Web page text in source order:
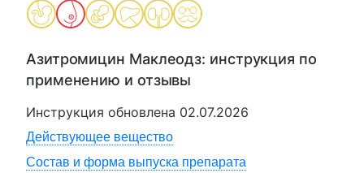
Азитромицин Маклеодз: инструкция по
применению и отзывы
Инструкция обновлена 02.07.2026
Действующее вещество
Состав и форма выпуска препарата